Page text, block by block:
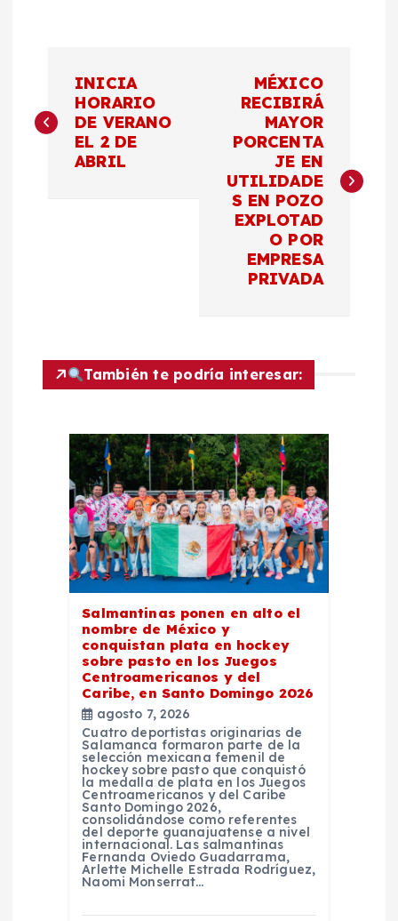
a
INICIA
HORARIO
DE VERANO
EL 2 DE
ABRIL
MÉXICO
RECIBIRÁ
MAYOR
PORCENTA
JE EN
UTILIDADE
S EN POZO
EXPLOTAD
O POR
EMPRESA
PRIVADA
También te podría interesar:
Salmantinas ponen en alto el
nombre de México y
conquistan plata en hockey
sobre pasto en los Juegos
Centroamericanos y del
Caribe, en Santo Domingo 2026
agosto 7, 2026
Cuatro deportistas originarias de
Salamanca formaron parte de la
selección mexicana femenil de
hockey sobre pasto que conquistó
la medalla de plata en los Juegos
Centroamericanos y del Caribe
Santo Domingo 2026,
consolidándose como referentes
del deporte guanajuatense a nivel
internacional. Las salmantinas
Fernanda Oviedo Guadarrama,
Arlette Michelle Estrada Rodríguez,
Naomi Monserrat…